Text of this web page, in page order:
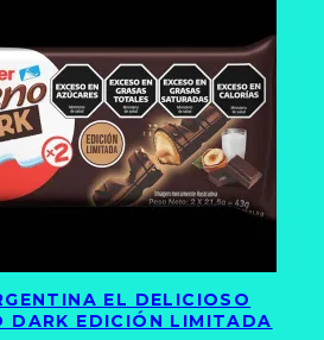
EL DELICIOSO
DARK EDICIÓN LIMITADA